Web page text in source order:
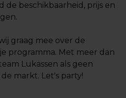
de beschikbaarheid, prijs en
graag mee over de
programma. Met meer dan
Lukassen als geen
markt. Let's party!